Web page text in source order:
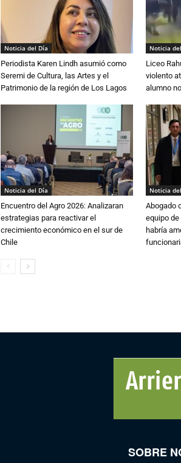
Noticia del Día
Periodista Karen Lindh asumió como
Seremi de Cultura, las Artes y el
Patrimonio de la región de Los Lagos
Noticia
Liceo
violento
alumno
Noticia del Día
Encuentro del Agro 2026: Analizaran
estrategias para reactivar el
crecimiento económico en el sur de
Chile
Noticia
Abogado
equipo de
habría
SOBRE